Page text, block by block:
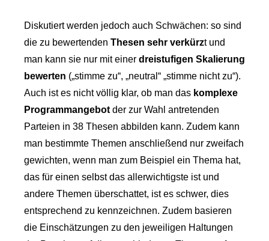
Diskutiert werden jedoch auch Schwächen: so sind
die zu bewertenden Thesen sehr verkürzt und
man kann sie nur mit einer dreistufigen Skalierung
bewerten („stimme zu“, „neutral“ „stimme nicht zu“).
Auch ist es nicht völlig klar, ob man das komplexe
Programmangebotder zur Wahl antretenden
Parteien in 38 Thesen abbilden kann. Zudem kann
man bestimmte Themen anschließend nur zweifach
gewichten, wenn man zum Beispiel ein Thema hat,
das für einen selbst das allerwichtigste ist und
andere Themen überschattet, ist es schwer, dies
entsprechend zu kennzeichnen. Zudem basieren
die Einschätzungen zu den jeweiligen Haltungen